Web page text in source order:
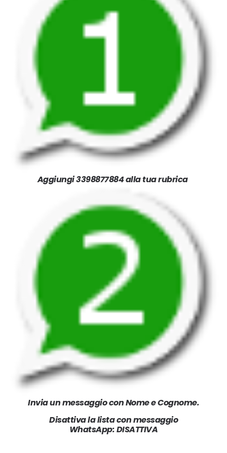
Aggiungi 3398877884 alla tua rubrica
Invia un messaggio con Nome e Cognome.
Disattiva la lista con messaggio
WhatsApp: DISATTIVA